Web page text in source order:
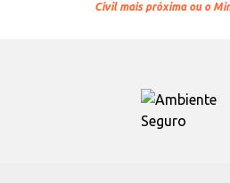
Civil mais próxima ou o